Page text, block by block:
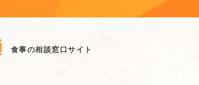
食事の相談窓口サイト